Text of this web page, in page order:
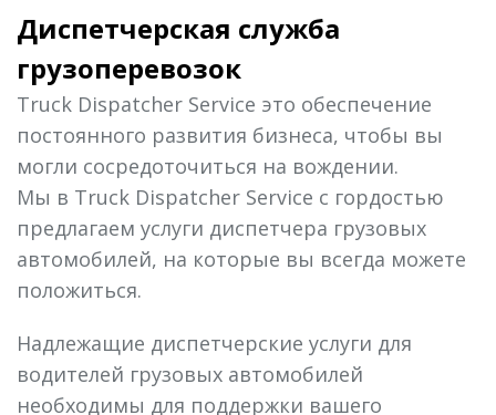
Диспетчерская служба
грузоперевозок
Truck Dispatcher Service это обеспечение
постоянного развития бизнеса, чтобы вы
могли сосредоточиться на вождении.
Мы в Truck Dispatcher Service с гордостью
предлагаем услуги диспетчера грузовых
автомобилей, на которые вы всегда можете
положиться.
Надлежащие диспетчерские услуги для
водителей грузовых автомобилей
необходимы для поддержки вашего